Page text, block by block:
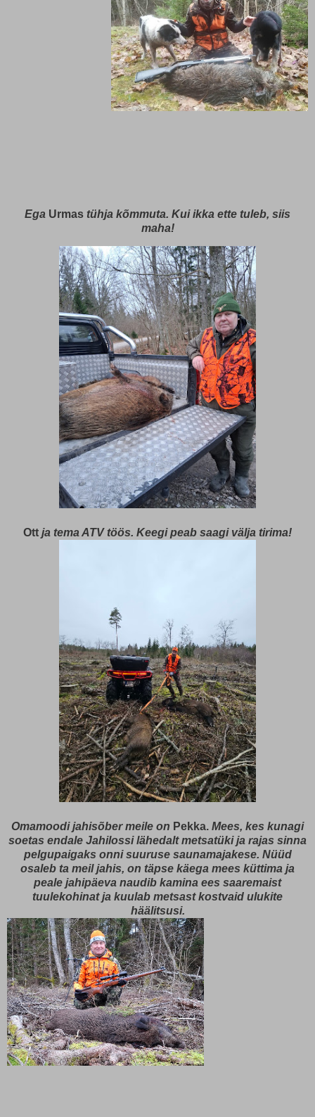
Ega Urmas tühja kõmmuta. Kui ikka ette tuleb, siis
maha!
Ott ja tema ATV töös. Keegi peab saagi välja tirima!
Omamoodi jahisõber meile on Pekka. Mees, kes kunagi
soetas endale Jahilossi lähedalt metsatüki ja rajas sinna
pelgupaigaks onni suuruse saunamajakese. Nüüd
osaleb ta meil jahis, on täpse käega mees küttima ja
peale jahipäeva naudib kamina ees saaremaist
tuulekohinat ja kuulab metsast kostvaid ulukite
häälitsusi.